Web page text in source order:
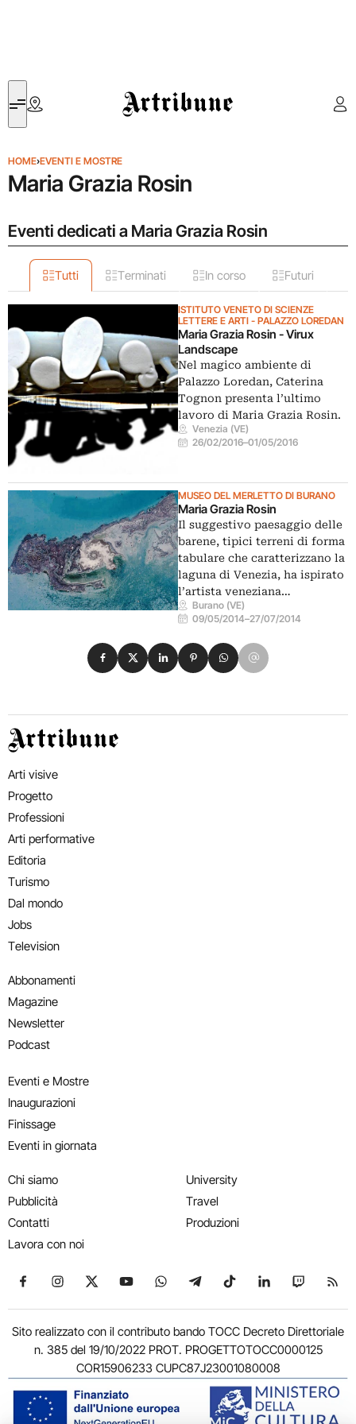
Artribune
HOME›EVENTI E MOSTRE
Maria Grazia Rosin
Eventi dedicati a Maria Grazia Rosin
Tutti Terminati In corso Futuri
ISTITUTO VENETO DI SCIENZE
LETTERE E ARTI - PALAZZO LOREDAN
Maria Grazia Rosin - Virux
Landscape
Nel magico ambiente di
Palazzo Loredan, Caterina
Tognon presenta l’ultimo
lavoro di Maria Grazia Rosin.
Venezia (VE)
26/02/2016–01/05/2016
MUSEO DEL MERLETTO DI BURANO
Maria Grazia Rosin
Il suggestivo paesaggio delle
barene, tipici terreni di forma
tabulare che caratterizzano la
laguna di Venezia, ha ispirato
l’artista veneziana…
Burano (VE)
09/05/2014–27/07/2014
Condividi su Facebook
Condividi su X
Condividi su LinkedIn
Condividi su Pinterest
Condividi su WhatsApp
Condividi su Email
Artribune
Arti visive
Progetto
Professioni
Arti performative
Editoria
Turismo
Dal mondo
Jobs
Television
Abbonamenti
Magazine
Newsletter
Podcast
Eventi e Mostre
Inaugurazioni
Finissage
Eventi in giornata
Chi siamo
Pubblicità
Contatti
Lavora con noi
University
Travel
Produzioni
Seguici su Facebook
Seguici su Instagram
Seguici su X
Seguici su YouTube
Seguici su WhatsApp
Seguici su Telegram
Seguici su TikTok
Seguici su
Seguici
Sito realizzato con il contributo bando TOCC Decreto Direttoriale
n. 385 del 19/10/2022 PROT. PROGETTOTOCC0000125
COR15906233 CUPC87J23001080008